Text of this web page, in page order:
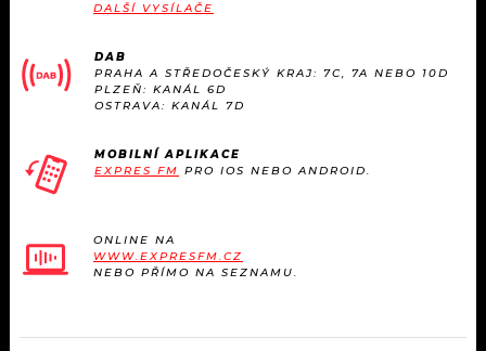
KULTURA
OSTATNÍ
DALŠÍ VYSÍLAČE
DAB
PRAHA A STŘEDOČESKÝ KRAJ: 7C, 7A NEBO 10D
PLZEŇ: KANÁL 6D
OSTRAVA: KANÁL 7D
MOBILNÍ APLIKACE
EXPRES FM PRO IOS NEBO ANDROID.
ONLINE NA
WWW.EXPRESFM.CZ
NEBO PŘÍMO NA SEZNAMU.